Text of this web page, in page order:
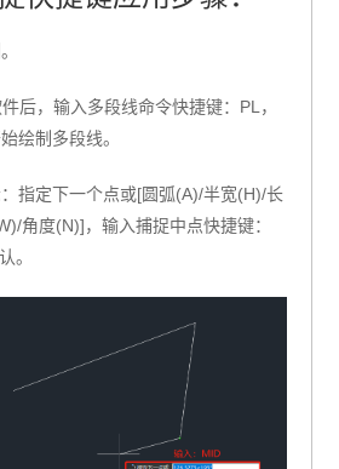
后，输入多段线命令快捷键：PL，
绘制多段线。
指定下一个点或[圆弧(A)/半宽(H)/长
角度(N)]，输入捕捉中点快捷键：
。